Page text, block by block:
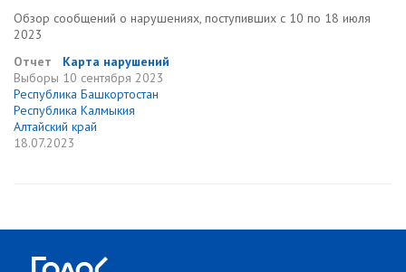
Обзор сообщений о нарушениях, поступивших с 10 по 18 июля
2023
Отчет
Карта нарушений
Выборы 10 сентября 2023
Республика Башкортостан
Республика Калмыкия
Алтайский край
18.07.2023